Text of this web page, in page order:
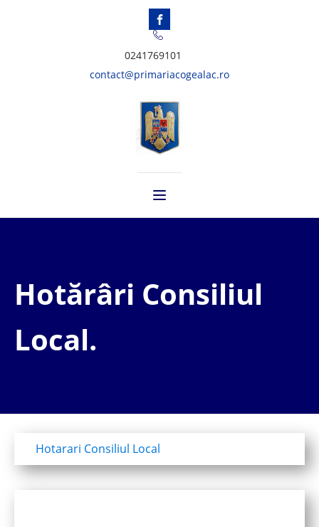
0241769101
contact@primariacogealac.ro
Hotărâri Consiliul
Local.
Hotarari Consiliul Local